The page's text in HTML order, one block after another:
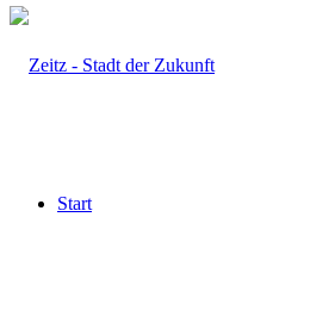
Start